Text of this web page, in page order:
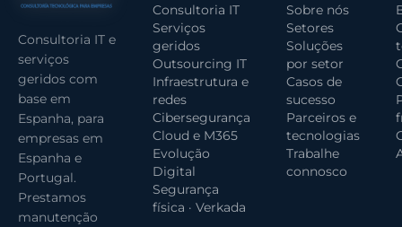
Consultoria IT e
serviços
geridos com
base em
Espanha, para
empresas em
Espanha e
Portugal.
Prestamos
manutenção
Consultoria IT
Serviços
geridos
Outsourcing IT
Infraestrutura e
redes
Cibersegurança
Cloud e M365
Evolução
Digital
Segurança
física · Verkada
Sobre nós
Setores
Soluções
por setor
Casos de
sucesso
Parceiros e
tecnologias
Trabalhe
connosco